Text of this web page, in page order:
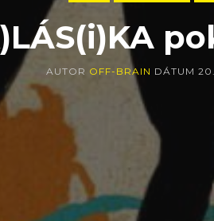
AUTOR OFF-BRAIN DÁTUM